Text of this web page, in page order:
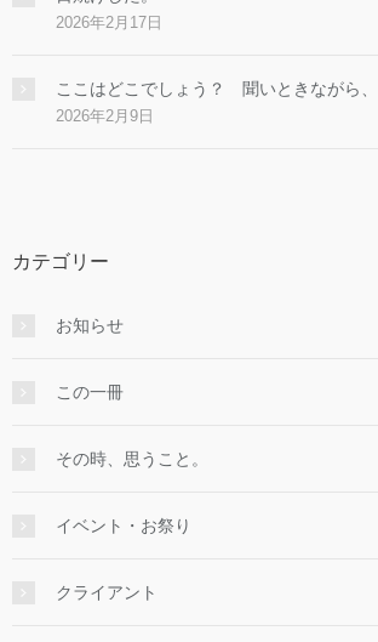
2026年2月17日
ここはどこでしょう？ 聞いときながら、
2026年2月9日
カテゴリー
お知らせ
この一冊
その時、思うこと。
イベント・お祭り
クライアント